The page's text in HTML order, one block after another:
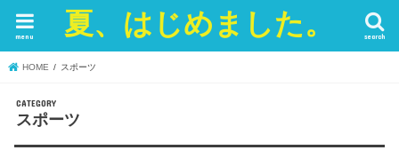
夏、はじめました。 search
menu
HOME スポーツ
スポーツ